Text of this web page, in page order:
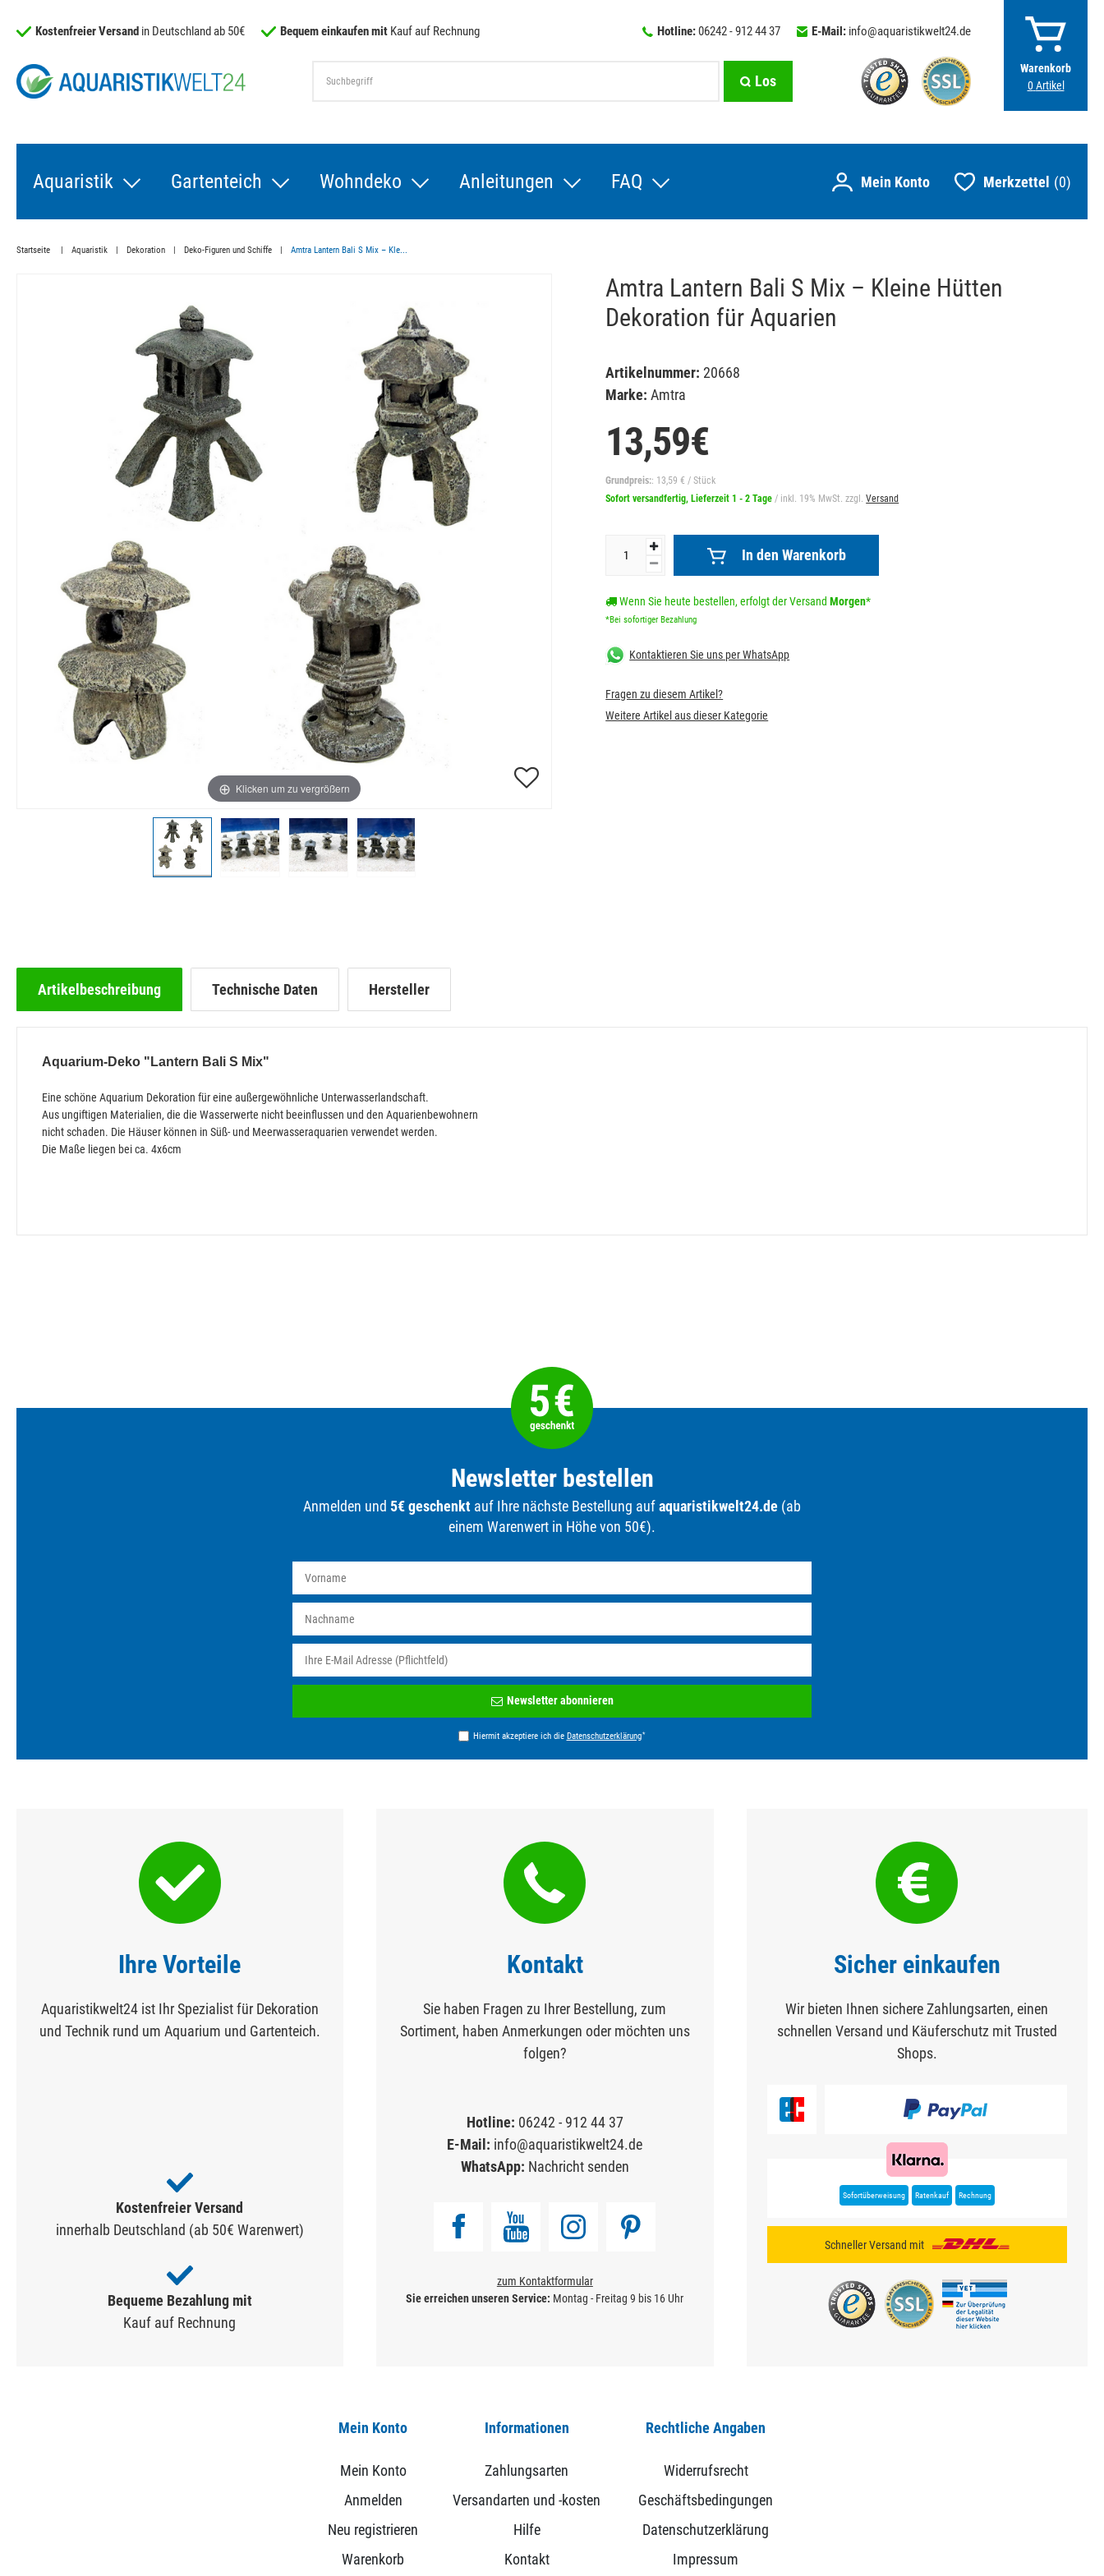
Warenkorb
0 Artikel
Kostenfreier Versand in Deutschland ab 50€ Bequem einkaufen mit Kauf auf Rechnung Hotline:06242 - 912 44 37 E-Mail: info@aquaristikwelt24.de
Los
Aquaristik Gartenteich Wohndeko Anleitungen FAQ Merkzettel 0
Startseite Aquaristik Dekoration Deko-Figuren und Schiffe Amtra Lantern Bali S Mix – Kle...
Klicken um zu vergrößern
Amtra Lantern Bali S Mix – Kleine Hütten
Dekoration für Aquarien
Artikelnummer: 20668
Marke: Amtra
13,59€
Grundpreis:: 13,59 € / Stück
Sofort versandfertig, Lieferzeit 1 - 2 Tage/ inkl. 19% MwSt. zzgl.Versand
In den Warenkorb
Wenn Sie heute bestellen, erfolgt der VersandMorgen*
*Bei sofortiger Bezahlung
Kontaktieren Sie uns per WhatsApp
Fragen zu diesem Artikel?
Weitere Artikel aus dieser Kategorie
Artikelbeschreibung Technische Daten Hersteller
Aquarium-Deko "Lantern Bali S Mix"
Eine schöne Aquarium Dekoration für eine außergewöhnliche Unterwasserlandschaft.
Aus ungiftigen Materialien, die die Wasserwerte nicht beeinflussen und den Aquarienbewohnern
nicht schaden. Die Häuser können in Süß- und Meerwasseraquarien verwendet werden.
Die Maße liegen bei ca. 4x6cm
Newsletter bestellen
Anmelden und 5€ geschenkt auf Ihre nächste Bestellung aufaquaristikwelt24.de (ab
einem Warenwert in Höhe von 50€).
Newsletter abonnieren
Hiermit akzeptiere ich die Daten­schutz­erklärung*
Ihre Vorteile
Aquaristikwelt24 ist Ihr Spezialist für Dekoration
und Technik rund um Aquarium und Gartenteich.
Kostenfreier Versand
innerhalb Deutschland (ab 50€ Warenwert)
Bequeme Bezahlung mit
Kauf auf Rechnung
Kontakt
Sie haben Fragen zu Ihrer Bestellung, zum
Sortiment, haben Anmerkungen oder möchten uns
folgen?
Hotline: 06242 - 912 44 37
E-Mail: info@aquaristikwelt24.de
WhatsApp: Nachricht senden
zum Kontaktformular
Sie erreichen unseren Service: Montag - Freitag 9 bis 16 Uhr
Sicher einkaufen
Wir bieten Ihnen sichere Zahlungsarten, einen
schnellen Versand und Käuferschutz mit Trusted
Shops.
Sofortüberweisung Ratenkauf Rechnung
Schneller Versand mit
Mein Konto
Mein Konto
Anmelden
Neu registrieren
Warenkorb
Informationen
Zahlungsarten
Versandarten und -kosten
Hilfe
Kontakt
Rechtliche Angaben
Widerrufsrecht
Geschäftsbedingungen
Datenschutzerklärung
Impressum